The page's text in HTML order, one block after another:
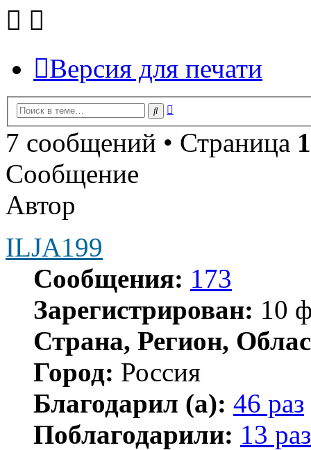
Версия для печати
Поиск
7 сообщений • Страница 1
Сообщение
Автор
ILJA199
Сообщения: 173
Зарегистрирован: 10
Страна, Регион,
Город: Россия
Благодарил (а): 46 раз
Поблагодарили: 13 раз